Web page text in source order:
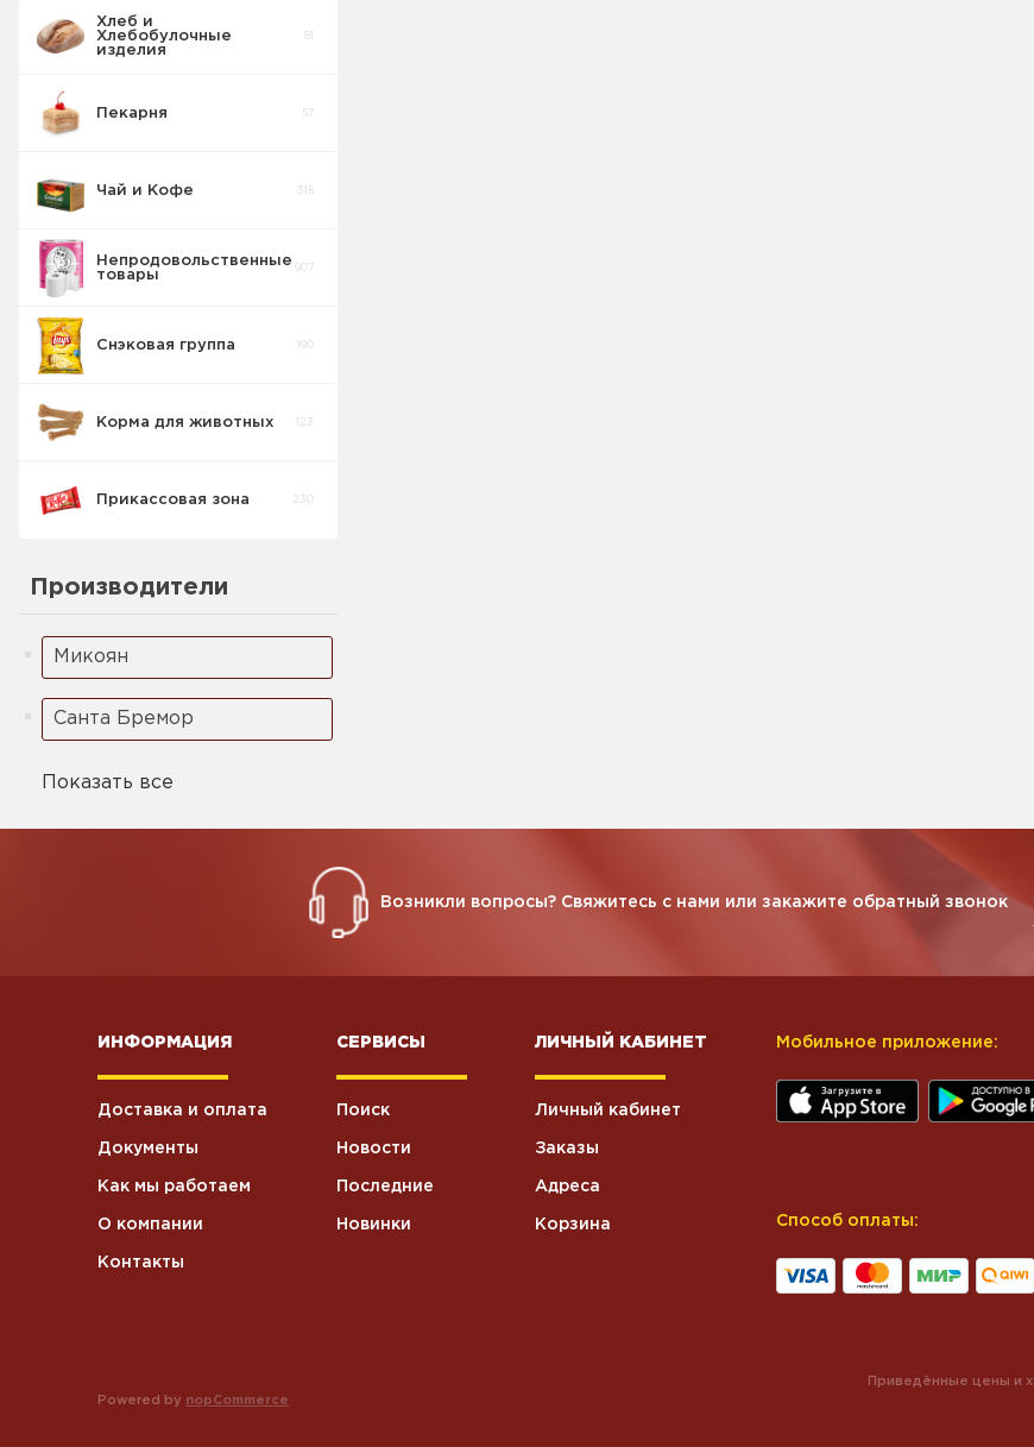
Хлеб и
Хлебобулочные
изделия
81
Пекарня 57
Чай и Кофе 315
Непродовольственные
товары
907
Снэковая группа 190
Корма для животных 123
Прикассовая зона 230
Производители
Микоян
Санта Бремор
Показать все
Возникли вопросы? Свяжитесь с нами или закажите обратный звонок
ИНФОРМАЦИЯ
Доставка и оплата
Документы
Как мы работаем
О компании
Контакты
СЕРВИСЫ
Поиск
Новости
Последние
Новинки
ЛИЧНЫЙ КАБИНЕТ
Личный кабинет
Заказы
Адреса
Корзина
Мобильное приложение:
Способ оплаты:
Powered by nopCommerce
Приведённые цены и